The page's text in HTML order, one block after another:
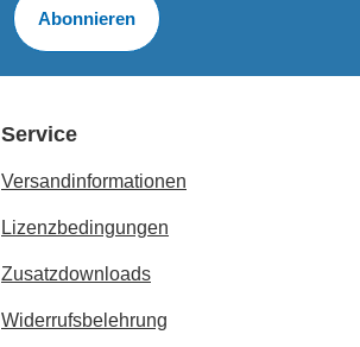
Abonnieren
Service
Versandinformationen
Lizenzbedingungen
Zusatzdownloads
Widerrufsbelehrung